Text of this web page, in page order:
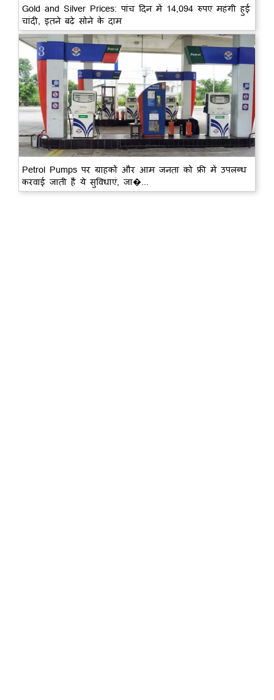
Gold and Silver Prices: पांच दिन में 14,094 रुपए महंगी हुई
चांदी, इतने बढ़े सोने के दाम
Petrol Pumps पर ग्राहकों और आम जनता को फ्री में उपलब्ध
करवाई जाती हैं ये सुविधाएं, जा�...